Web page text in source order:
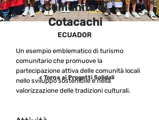
< Torna ai Progetti Solidali
Comunita di
Cotacachi
ECUADOR
Un esempio emblematico di turismo
comunitario che promuove la
partecipazione attiva delle comunità locali
nello sviluppo sostenibile e nella
valorizzazione delle tradizioni culturali.